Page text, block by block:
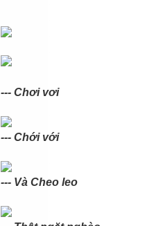
--- Chơi vơi
--- Chới với
--- Và Cheo leo